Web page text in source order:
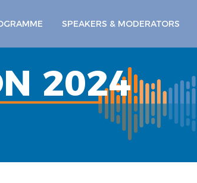
SPEAKERS & MODERATORS
2024